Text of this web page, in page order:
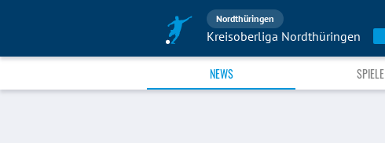
Nordthüringen
Kreisoberliga Nordthüringen
NEWS SPIELE